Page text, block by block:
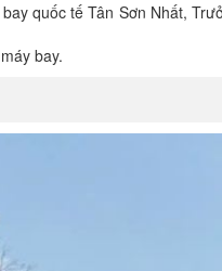
quốc tế Tân Sơn Nhất,
bay.